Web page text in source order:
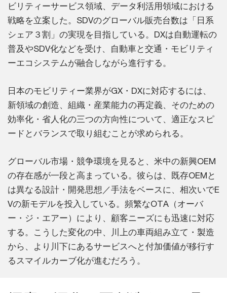
ビリティーサービス領域、データ利活用領域における
戦略を立案した。SDVのグローバル販売台数は「日系
シェア３割」の実現を目指している。DXは自動運転の
普及やSDV化などを受け、自動車と交通・モビリティ
ーエコシステムが融合しながら進行する。
日本のモビリティー業界がGX・DXに対応するには、
新領域の創造、組織・産業能力の再定義、そのための
効率化・省人化の三つの方向性について、適正なスピ
ードとバランスで取り組むことが求められる。
グローバル市場・競争環境を見ると、米中の新興OEM
の存在感が一段と高まっている。彼らは、既存OEMと
は異なる設計・開発思想／手法をベースに、相次いでE
Vの新モデルを投入している。頻繁なOTA（オーバ
ー・ジ・エアー）により、顧客ニーズにも迅速に対応
する。こうした変化の中、川上の車両組み立て・製造
から、より川下にあるサービスへと付加価値が移行す
るスマイルカーブ化が進むだろう。